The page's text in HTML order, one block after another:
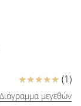
Κριτικές (1)
Διάγραμμα μεγεθών